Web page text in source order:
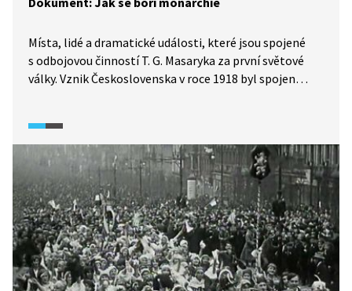
Místa, lidé a dramatické události, které jsou spojené
s odbojovou činností T. G. Masaryka za první světové
války. Vznik Československa v roce 1918 byl spojen
vzniku Československa před řadou otazníků. V tomto
dokumentárním filmu se seznámíme se zásadním
okamžikem našich dějin skrze pátrání dvou
renomovaných historiků Dagmar Hájkové a Pavla
Helana, kteří před kamerou rozkrývají válečné osudy
Tomáše G. Masaryka.